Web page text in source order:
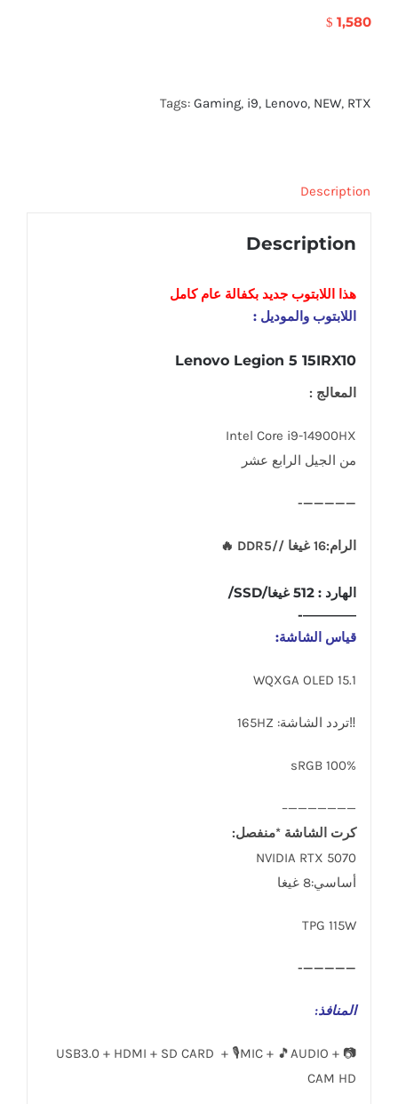
$ 1,580
Tags: Gaming, i9, Lenovo, NEW, RTX
Description
Description
هذا اللابتوب جديد بكفالة عام كامل
اللابتوب والموديل :
Lenovo Legion 5 15IRX10
المعالج :
Intel Core i9-14900HX
من الجيل الرابع عشر
—————-
الرام:16 غيغا //DDR5 🔥
الهارد : 512 غيغا/SSD/
————-
قياس الشاشة:
15.1 WQXGA OLED
‼تردد الشاشة: 165HZ
sRGB 100%
———————–
كرت الشاشة *منفصل:
NVIDIA RTX 5070
أساسي:8 غيغا
TPG 115W
—————-
المنافذ:
USB3.0 + HDMI + SD CARD + 🎙️MIC + 🎵AUDIO + 📷
CAM HD